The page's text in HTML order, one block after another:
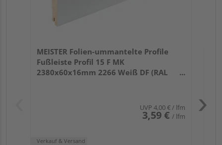
MEISTER Folien-ummantelte Profile
Fußleiste Profil 15 F MK
2380x60x16mm 2266 Weiß DF (RAL
UVP 4,00 €/ lfm
3,59 € / lfm
Verkauf & Versand